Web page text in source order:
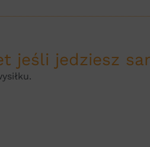
jeśli jedziesz